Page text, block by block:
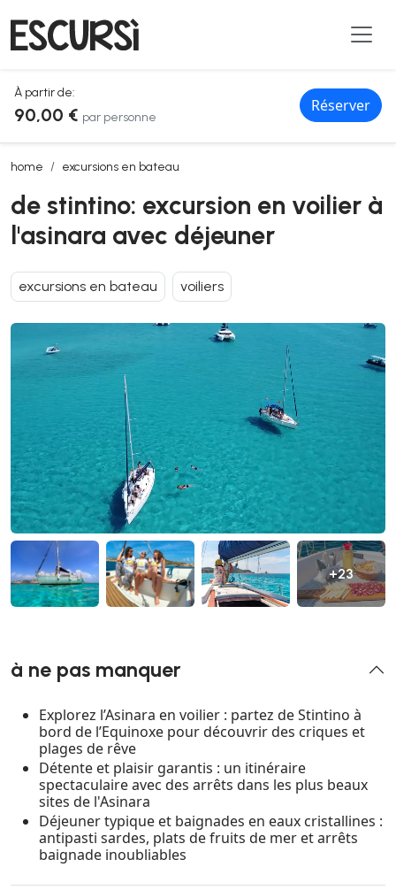
À partir de:
90,00 € par personne
Réserver
home excursions en bateau
de stintino: excursion en voilier à l'asinara avec déjeuner
de stintino: excursion en voilier à
l'asinara avec déjeuner
excursions en bateau voiliers
+23
à ne pas manquer
Explorez l’Asinara en voilier : partez de Stintino à
bord de l’Equinoxe pour découvrir des criques et
plages de rêve
Détente et plaisir garantis : un itinéraire
spectaculaire avec des arrêts dans les plus beaux
sites de l'Asinara
Déjeuner typique et baignades en eaux cristallines :
antipasti sardes, plats de fruits de mer et arrêts
baignade inoubliables